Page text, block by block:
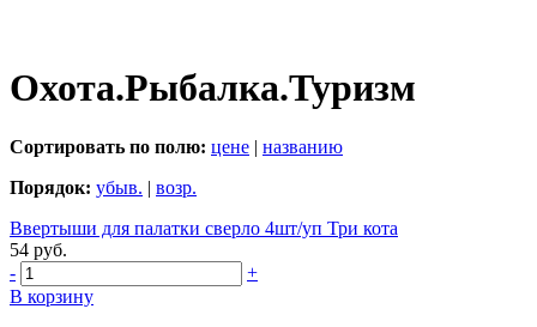
Охота.Рыбалка.Туризм
Сортировать по полю: цене | названию
Порядок: убыв. | возр.
Ввертыши для палатки сверло 4шт/уп Три кота
54 руб.
-
+
В корзину